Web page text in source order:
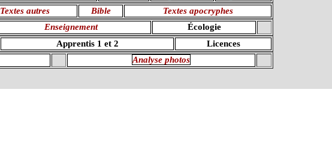
Textes autres Bible
Textes apocryphes
Enseignement
Écologie
Apprentis 1 et 2
Licences
Analyse photos